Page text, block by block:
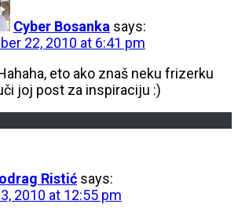
Cyber Bosanka says:
22, 2010 at 6:41 pm
eto ako znaš neku frizerku
joj post za inspiraciju :)
Ristić says:
2010 at 12:55 pm